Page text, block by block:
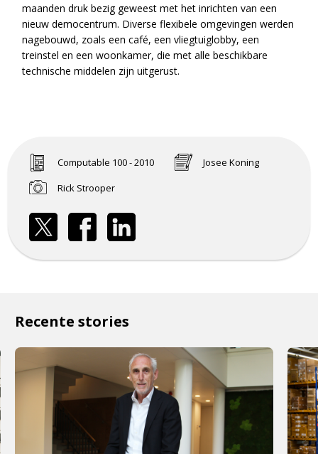
maanden druk bezig geweest met het inrichten van een
nieuw democentrum. Diverse flexibele omgevingen werden
nagebouwd, zoals een café, een vliegtuiglobby, een
treinstel en een woonkamer, die met alle beschikbare
technische middelen zijn uitgerust.
Computable 100 - 2010
Josee Koning
Rick Strooper
Recente stories